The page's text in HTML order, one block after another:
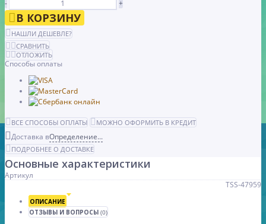
- +
В КОРЗИНУ
НАШЛИ ДЕШЕВЛЕ?
СРАВНИТЬ
ОТЛОЖИТЬ
Способы оплаты
ВСЕ СПОСОБЫ ОПЛАТЫ МОЖНО ОФОРМИТЬ В КРЕДИТ
Доставка вОпределение...
ПОДРОБНЕЕ О ДОСТАВКЕ
Основные характеристики
Артикул
TSS-47959
ОПИСАНИЕ
ОТЗЫВЫ И ВОПРОСЫ (0)